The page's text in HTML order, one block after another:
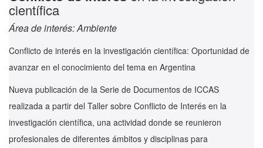
científica
Área de interés: Ambiente
Conflicto de interés en la investigación científica: Oportunidad de
avanzar en el conocimiento del tema en Argentina
Nueva publicación de la Serie de Documentos de ICCAS
realizada a partir del Taller sobre Conflicto de Interés en la
investigación científica, una actividad donde se reunieron
profesionales de diferentes ámbitos y disciplinas para